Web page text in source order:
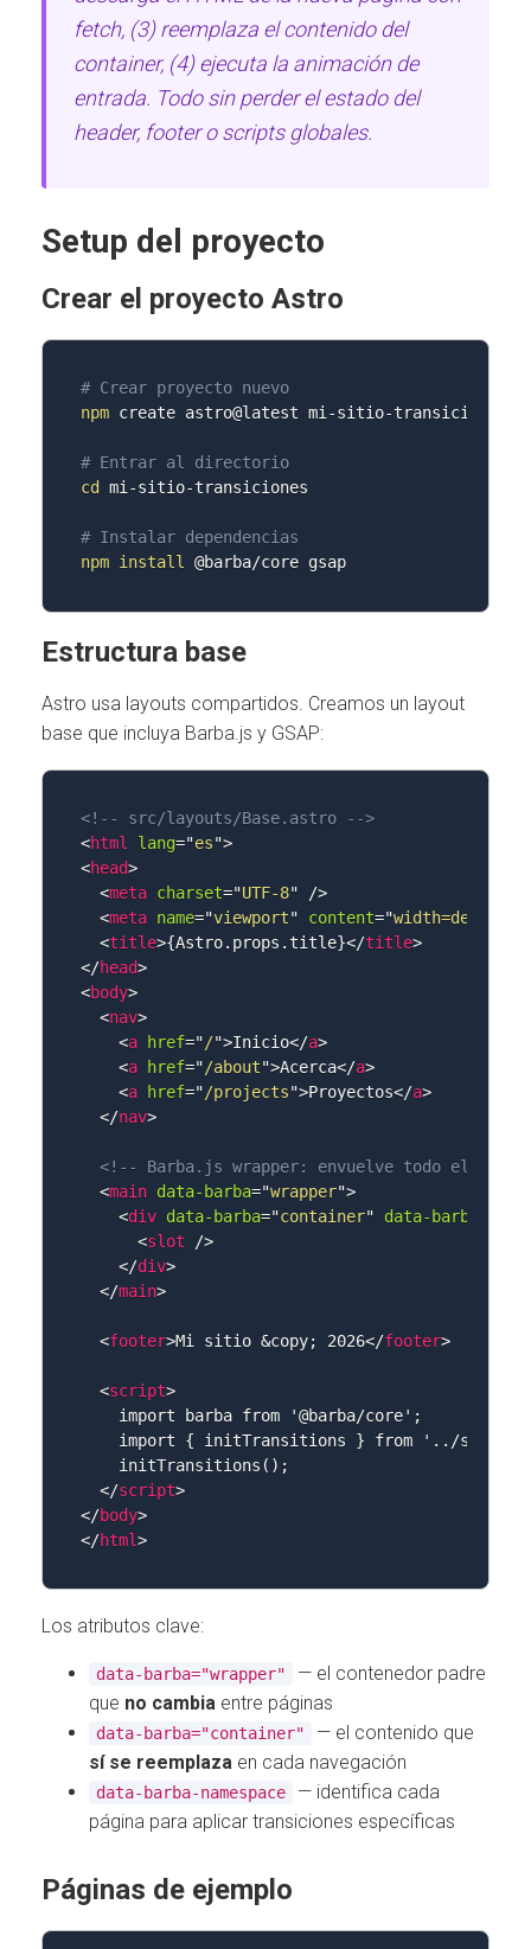
fetch, (3) reemplaza el contenido del
container, (4) ejecuta la animación de
entrada. Todo sin perder el estado del
header, footer o scripts globales.
Setup del proyecto
Crear el proyecto Astro
# Crear proyecto nuevo
npm create astro@latest mi-sitio-transiciones
# Entrar al directorio
cd
mi-sitio-transiciones
# Instalar dependencias
npm install @barba/core gsap
Estructura base
Astro usa layouts compartidos. Creamos un layout
base que incluya Barba.js y GSAP:
<!-- src/layouts/Base.astro -->
<html lang="es">
<head>
<meta charset="UTF-8"
/>
<meta name="viewport" content="
<title>{Astro.props.title}</title>
</head>
<body>
<nav>
<a href="/">Inicio</a>
<a href="/about">Acerca</a>
<a href="/projects">Proyectos</a>
</nav>
<!-- Barba.js wrapper: envuelve todo el
<main data-barba="wrapper">
<div data-barba="container"
data-barba-
<slot
/>
</div>
</main>
<footer>Mi sitio &copy; 2026</footer>
<script>
    import barba from '@barba/core';
import { initTransitions } from '../
    initTransitions();
</script>
</body>
</html>
Los atributos clave:
data-barba="wrapper"
— el contenedor padre
que no cambia entre páginas
data-barba="container"
— el contenido que
sí se reemplaza en cada navegación
data-barba-namespace
— identifica cada
página para aplicar transiciones específicas
Páginas de ejemplo